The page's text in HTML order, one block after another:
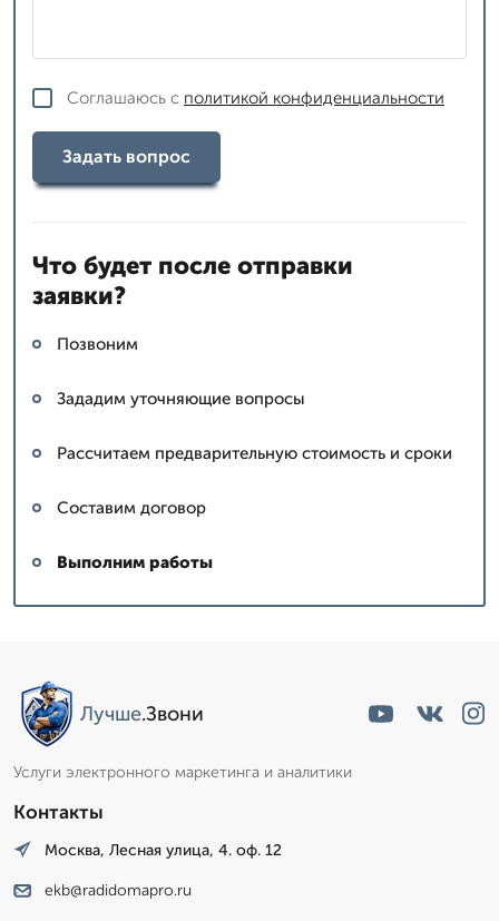
Соглашаюсь с политикой конфиденциальности
Задать вопрос
Что будет после отправки
заявки?
Позвоним
Зададим уточняющие вопросы
Рассчитаем предварительную стоимость и сроки
Составим договор
Выполним работы
Лучше.Звони
Услуги электронного маркетинга и аналитики
Контакты
Москва, Лесная улица, 4. оф. 12
ekb@radidomapro.ru